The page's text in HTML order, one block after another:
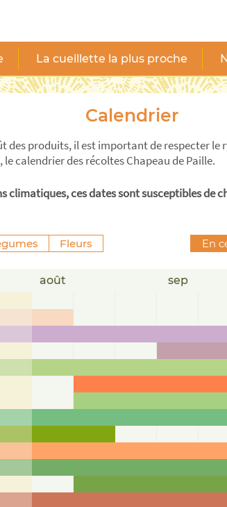
La cueillette la plus proche
Calendrier
des produits, il est important de respecter le
le calendrier des récoltes Chapeau de Paille.
climatiques, ces dates sont susceptibles de
Fleurs En
août sep